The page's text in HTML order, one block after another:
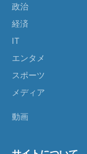
政治
経済
IT
エンタメ
スポーツ
メディア
動画